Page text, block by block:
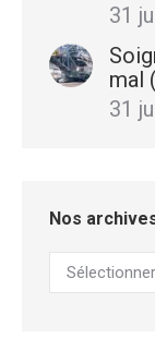
31
mal
31
Nos
Nos
archives